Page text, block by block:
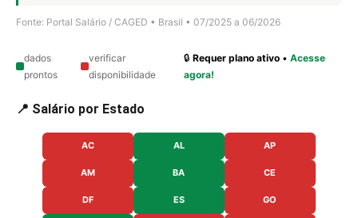
Fonte: Portal Salário / CAGED • Brasil • 07/2025 a 06/2026
dados
prontos
verificar
disponibilidade
🔒Requer plano ativo •Acesse
agora!
📍 Salário por Estado
AC AL AP
AM BA CE
DF ES GO